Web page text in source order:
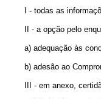
I - todas as
II - a opção pelo
a) adequação às
b) adesão ao
III - em anexo, certidão